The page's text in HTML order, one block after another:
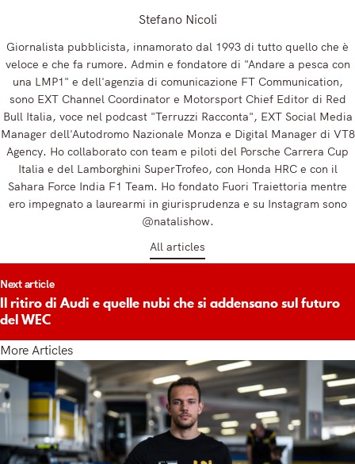
Stefano Nicoli
Giornalista pubblicista, innamorato dal 1993 di tutto quello che è
veloce e che fa rumore. Admin e fondatore di "Andare a pesca con
una LMP1" e dell'agenzia di comunicazione FT Communication,
sono EXT Channel Coordinator e Motorsport Chief Editor di Red
Bull Italia, voce nel podcast "Terruzzi Racconta", EXT Social Media
Manager dell'Autodromo Nazionale Monza e Digital Manager di VT8
Agency. Ho collaborato con team e piloti del Porsche Carrera Cup
Italia e del Lamborghini SuperTrofeo, con Honda HRC e con il
Sahara Force India F1 Team. Ho fondato Fuori Traiettoria mentre
ero impegnato a laurearmi in giurisprudenza e su Instagram sono
@natalishow.
All articles
Next article
Il ritiro di Audi e quelle nubi che si addensano sul futuro
del WEC
More Articles